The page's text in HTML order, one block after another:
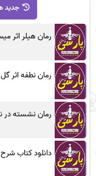
جدید
رمان هیلر اثر
رمان نطفه اثر
رمان نشسته در
دانلود کتاب